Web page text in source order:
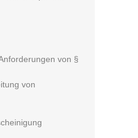
von §
von